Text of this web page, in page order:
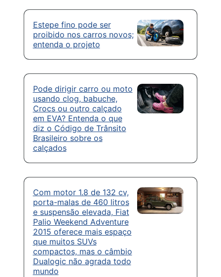
Estepe fino pode ser
proibido nos carros novos;
entenda o projeto
Pode dirigir carro ou moto
usando clog, babuche,
Crocs ou outro calçado
em EVA? Entenda o que
diz o Código de Trânsito
Brasileiro sobre os
calçados
Com motor 1.8 de 132 cv,
porta-malas de 460 litros
e suspensão elevada, Fiat
Palio Weekend Adventure
2015 oferece mais espaço
que muitos SUVs
compactos, mas o câmbio
Dualogic não agrada todo
mundo